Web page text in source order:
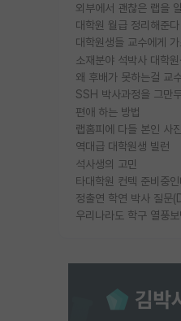
외부에서 괜찮은 랩을
대학원 월급 정리해준
소재분야 석박사 대학
편애 하는 방법
랩홈피에 다들 본인 사
역대급 대학원생 빌런
석사생의 고민
정출연 학연 박사 질문